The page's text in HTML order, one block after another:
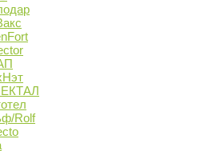
Rolf